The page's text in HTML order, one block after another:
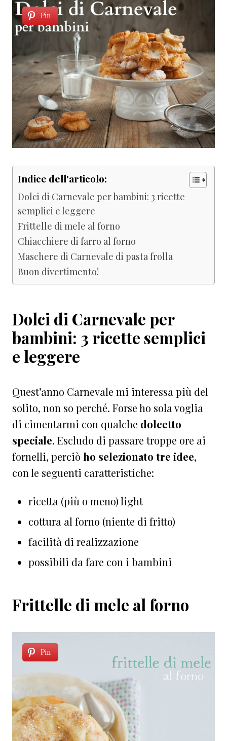
Pin
Indice dell'articolo:
Dolci di Carnevale per bambini: 3 ricette
semplici e leggere
Frittelle di mele al forno
Chiacchiere di farro al forno
Maschere di Carnevale di pasta frolla
Buon divertimento!
Dolci di Carnevale per
bambini: 3 ricette semplici
e leggere
Quest’anno Carnevale mi interessa più del
solito, non so perché. Forse ho sola voglia
di cimentarmi con qualche dolcetto
speciale. Escludo di passare troppe ore ai
fornelli, perciò ho selezionato tre idee,
con le seguenti caratteristiche:
ricetta (più o meno) light
cottura al forno (niente di fritto)
facilità di realizzazione
possibili da fare con i bambini
Frittelle di mele al forno
Pin